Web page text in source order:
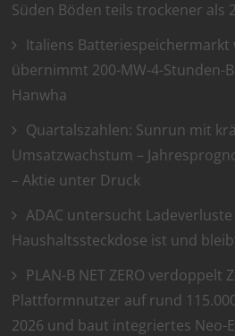
Süden Böden teils trockener als
Italiens Batteriespeichermarkt
übernimmt 200-MW-4-Stunden-
Hanwha
Quartalszahlen: Sunrun mit
Umsatzwachstum –
– Aktie unter Druck
ADAC untersucht
Haushaltssteckdose ist und
PLAN-B NET ZERO verdoppelt
Plattformnutzer auf rund
2026 und baut integriertes Neo-